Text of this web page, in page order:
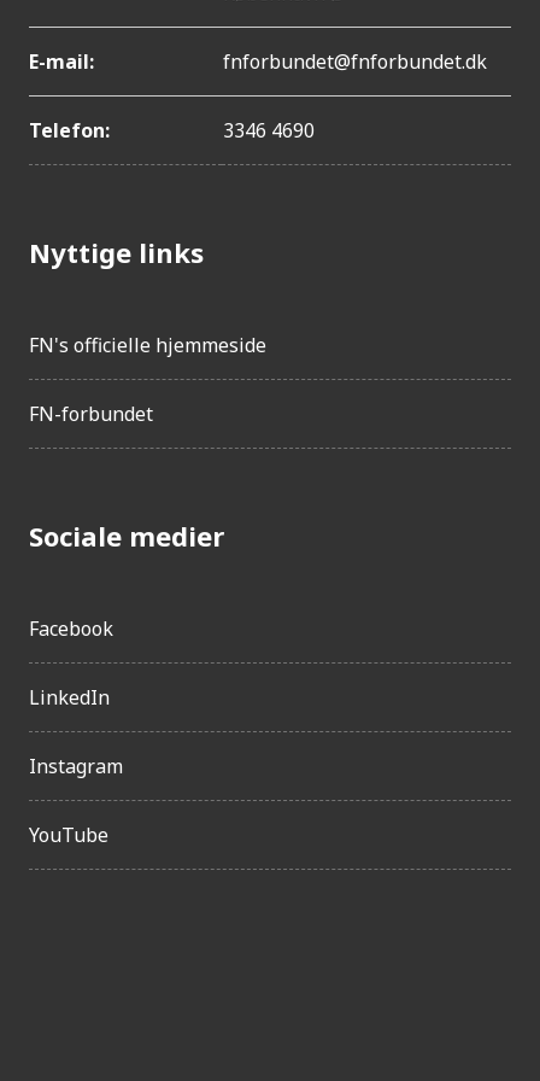
E-mail: fnforbundet@fnforbundet.dk
Telefon: 3346 4690
Nyttige links
FN's officielle hjemmeside
FN-forbundet
Sociale medier
Facebook
LinkedIn
Instagram
YouTube